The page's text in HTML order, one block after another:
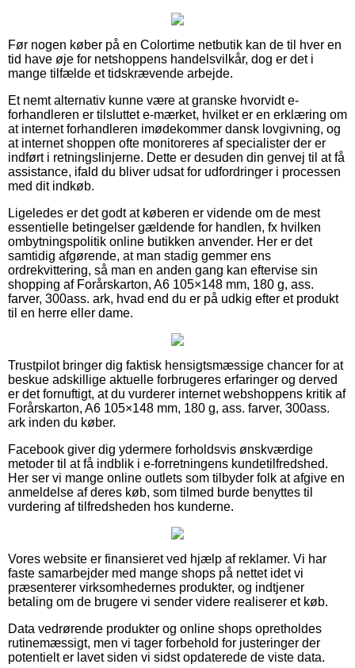
Før nogen køber på en Colortime netbutik kan de til hver en
tid have øje for netshoppens handelsvilkår, dog er det i
mange tilfælde et tidskrævende arbejde.
Et nemt alternativ kunne være at granske hvorvidt e-
forhandleren er tilsluttet e-mærket, hvilket er en erklæring om
at internet forhandleren imødekommer dansk lovgivning, og
at internet shoppen ofte monitoreres af specialister der er
indført i retningslinjerne. Dette er desuden din genvej til at få
assistance, ifald du bliver udsat for udfordringer i processen
med dit indkøb.
Ligeledes er det godt at køberen er vidende om de mest
essentielle betingelser gældende for handlen, fx hvilken
ombytningspolitik online butikken anvender. Her er det
samtidig afgørende, at man stadig gemmer ens
ordrekvittering, så man en anden gang kan eftervise sin
shopping af Forårskarton, A6 105×148 mm, 180 g, ass.
farver, 300ass. ark, hvad end du er på udkig efter et produkt
til en herre eller dame.
Trustpilot bringer dig faktisk hensigtsmæssige chancer for at
beskue adskillige aktuelle forbrugeres erfaringer og derved
er det fornuftigt, at du vurderer internet webshoppens kritik af
Forårskarton, A6 105×148 mm, 180 g, ass. farver, 300ass.
ark inden du køber.
Facebook giver dig ydermere forholdsvis ønskværdige
metoder til at få indblik i e-forretningens kundetilfredshed.
Her ser vi mange online outlets som tilbyder folk at afgive en
anmeldelse af deres køb, som tilmed burde benyttes til
vurdering af tilfredsheden hos kunderne.
Vores website er finansieret ved hjælp af reklamer. Vi har
faste samarbejder med mange shops på nettet idet vi
præsenterer virksomhedernes produkter, og indtjener
betaling om de brugere vi sender videre realiserer et køb.
Data vedrørende produkter og online shops opretholdes
rutinemæssigt, men vi tager forbehold for justeringer der
potentielt er lavet siden vi sidst opdaterede de viste data.